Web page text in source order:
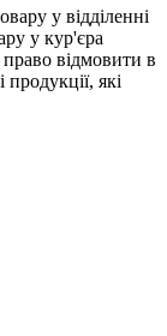
у відділенні
у кур'єра
відмовити в
продукції, які